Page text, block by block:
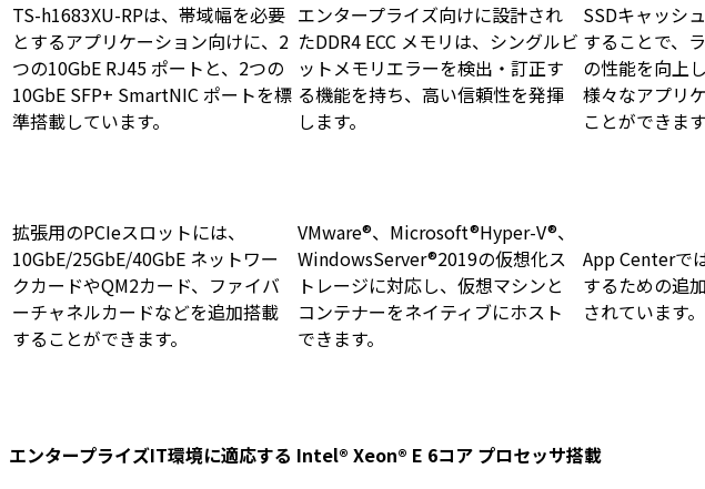
TS-h1683XU-RPは、帯域幅を必要
とするアプリケーション向けに、2
つの10GbE RJ45 ポートと、2つの
10GbE SFP+ SmartNIC ポートを標
準搭載しています。
エンタープライズ向けに設計され
たDDR4 ECC メモリは、シングルビ
ットメモリエラーを検出・訂正す
る機能を持ち、高い信頼性を発揮
します。
SSDキャッシ
することで、
の性能を向上
様々なアプリ
ことができます
拡張用のPCIeスロットには、
10GbE/25GbE/40GbE ネットワー
クカードやQM2カード、ファイバ
ーチャネルカードなどを追加搭載
することができます。
VMware®、Microsoft®Hyper-V®、
WindowsServer®2019の仮想化ス
トレージに対応し、仮想マシンと
コンテナーをネイティブにホスト
できます。
App Centerで
するための追
されています。
エンタープライズIT環境に適応する Intel® Xeon® E 6コア プロセッサ搭載